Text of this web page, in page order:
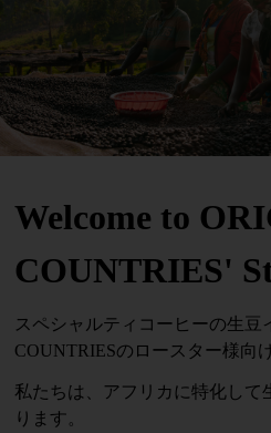
Welcome to
COUNTRIES'
スペシャルティコーヒーの生豆
COUNTRIESのロースター様向
私たちは、アフリカに特化して
ります。